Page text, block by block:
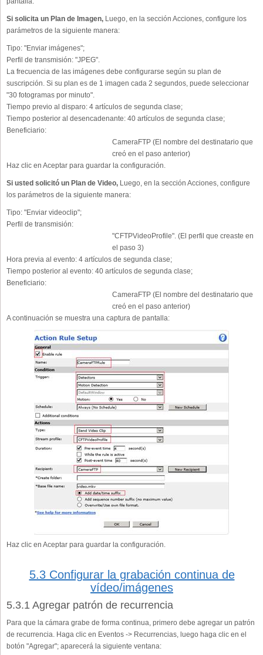
Si solicita un Plan de Imagen, Luego, en la sección Acciones, configure los
parámetros de la siguiente manera:
Tipo: "Enviar imágenes";
Perfil de transmisión: "JPEG".
La frecuencia de las imágenes debe configurarse según su plan de
suscripción. Si su plan es de 1 imagen cada 2 segundos, puede seleccionar
"30 fotogramas por minuto".
Tiempo previo al disparo: 4 artículos de segunda clase;
Tiempo posterior al desencadenante: 40 artículos de segunda clase;
Beneficiario:
CameraFTP (El nombre del destinatario que
creó en el paso anterior)
Haz clic en Aceptar para guardar la configuración.
Si usted solicitó un Plan de Video, Luego, en la sección Acciones, configure
los parámetros de la siguiente manera:
Tipo: "Enviar videoclip";
Perfil de transmisión:
"CFTPVideoProfile". (El perfil que creaste en
el paso 3)
Hora previa al evento: 4 artículos de segunda clase;
Tiempo posterior al evento: 40 artículos de segunda clase;
Beneficiario:
CameraFTP (El nombre del destinatario que
creó en el paso anterior)
A continuación se muestra una captura de pantalla:
Haz clic en Aceptar para guardar la configuración.
5.3 Configurar la grabación continua de
vídeo/imágenes
5.3.1 Agregar patrón de recurrencia
Para que la cámara grabe de forma continua, primero debe agregar un patrón
de recurrencia. Haga clic en Eventos -> Recurrencias, luego haga clic en el
botón "Agregar"; aparecerá la siguiente ventana: